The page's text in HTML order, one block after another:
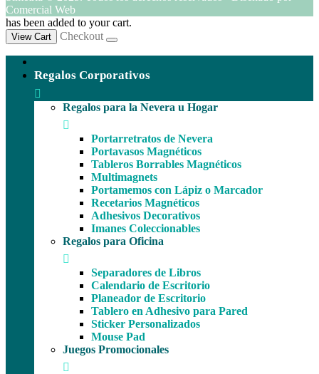
Comercial Web
has been added to your cart.
View Cart Checkout
Regalos Corporativos
Regalos para la Nevera u Hogar
Portarretratos de Nevera
Portavasos Magnéticos
Tableros Borrables Magnéticos
Multimagnets
Portamemos con Lápiz o Marcador
Recetarios Magnéticos
Adhesivos Decorativos
Imanes Coleccionables
Regalos para Oficina
Separadores de Libros
Calendario de Escritorio
Planeador de Escritorio
Tablero en Adhesivo para Pared
Sticker Personalizados
Mouse Pad
Juegos Promocionales